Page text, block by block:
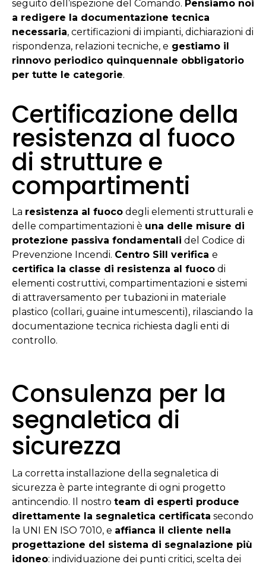
seguito dell’ispezione del Comando. Pensiamo noi
a redigere la documentazione tecnica
necessaria, certificazioni di impianti, dichiarazioni di
rispondenza, relazioni tecniche, e gestiamo il
rinnovo periodico quinquennale obbligatorio
per tutte le categorie.
Certificazione della
resistenza al fuoco
di strutture e
compartimenti
La resistenza al fuoco degli elementi strutturali e
delle compartimentazioni è una delle misure di
protezione passiva fondamentali del Codice di
Prevenzione Incendi. Centro Sill verifica e
certifica la classe di resistenza al fuoco di
elementi costruttivi, compartimentazioni e sistemi
di attraversamento per tubazioni in materiale
plastico (collari, guaine intumescenti), rilasciando la
documentazione tecnica richiesta dagli enti di
controllo.
Consulenza per la
segnaletica di
sicurezza
La corretta installazione della segnaletica di
sicurezza è parte integrante di ogni progetto
antincendio. Il nostro team di esperti produce
direttamente la segnaletica certificata secondo
la UNI EN ISO 7010, e affianca il cliente nella
progettazione del sistema di segnalazione più
idoneo: individuazione dei punti critici, scelta dei